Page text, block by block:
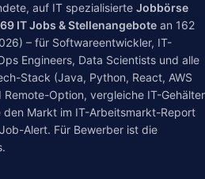
auf IT spezialisierte Jobbörse
IT Jobs & Stellenangebote an 162
– für Softwareentwickler, IT-
Engineers, Data Scientists und alle
Stack (Java, Python, React, AWS
Option, vergleiche IT-Gehälter
den Markt im IT-Arbeitsmarkt-Report
Alert. Für Bewerber ist die